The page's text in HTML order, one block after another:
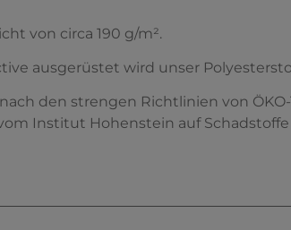
von circa 190 g/m².
ausgerüstet wird unser
den strengen Richtlinien von
Institut Hohenstein auf